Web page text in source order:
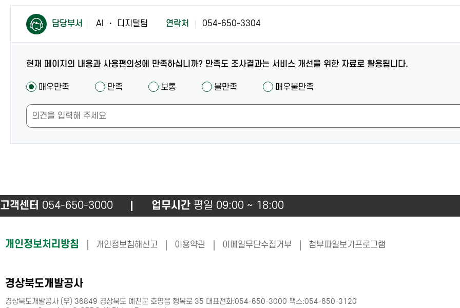
컨
텐
담
자
내
담당부서 AI ・ 디지털팀 연락처 054-650-3304
현재 페이지의 내용과 사용편의성에 만족하십니까? 만족도 조사결과는 서비스 개선을 위한 자료로 활용됩니다.
만
도
조
매우만족 만족 보통 불만족 매우불만족
고객센터 054-650-3000 업무시간 평일 09:00 ~ 18:00
하
정
보
개인정보처리방침 개인정보침해신고 이용약관 이메일무단수집거부 첨부파일보기프로그램
경상북도개발공사
경상북도개발공사 (우) 36849 경상북도 예천군 호명읍 행복로 35 대표전화:054-650-3000 팩스:054-650-3120